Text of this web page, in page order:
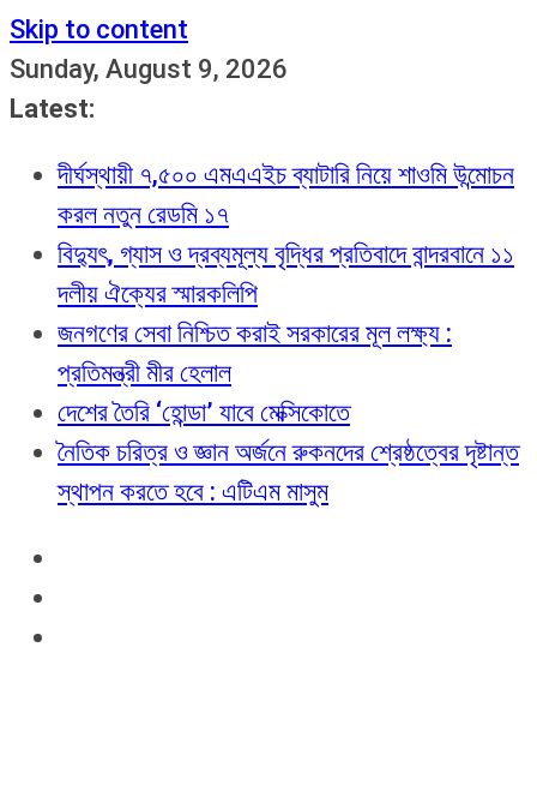
Skip to content
Sunday, August 9, 2026
Latest:
দীর্ঘস্থায়ী ৭,৫০০ এমএএইচ ব্যাটারি নিয়ে শাওমি উন্মোচন
করল নতুন রেডমি ১৭
বিদ্যুৎ, গ্যাস ও দ্রব্যমূল্য বৃদ্ধির প্রতিবাদে বান্দরবানে ১১
দলীয় ঐক্যের স্মারকলিপি
জনগণের সেবা নিশ্চিত করাই সরকারের মূল লক্ষ্য :
প্রতিমন্ত্রী মীর হেলাল
দেশের তৈরি ‘হোন্ডা’ যাবে মেক্সিকোতে
নৈতিক চরিত্র ও জ্ঞান অর্জনে রুকনদের শ্রেষ্ঠত্বের দৃষ্টান্ত
স্থাপন করতে হবে : এটিএম মাসুম